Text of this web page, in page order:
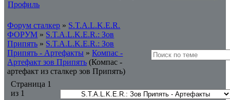
Профиль
Форум сталкер » S.T.A.L.K.E.R.
ФОРУМ » S.T.A.L.K.E.R.: Зов
Припять » S.T.A.L.K.E.R.: Зов
Припять - Артефакты » Компас -
Артефакт зов Припять (Компас -
артефакт из сталкер зов Припять)
Страница 1
из 1